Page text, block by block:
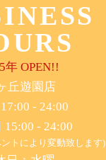
年 OPEN!!
丘遊園店
- 24:00
15:00 - 24:00
トにより変動致します)